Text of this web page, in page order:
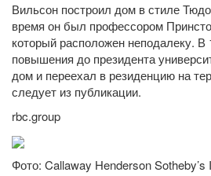
Вильсон построил дом в стиле
время он был профессором
который расположен неподалеку. В
повышения до президента
дом и переехал в резиденцию на
следует из публикации.
rbc.group
Фото: Callaway Henderson Sotheby’s